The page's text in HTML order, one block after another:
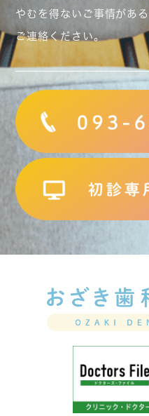
やむを得ないご事情があ
ご連絡ください。